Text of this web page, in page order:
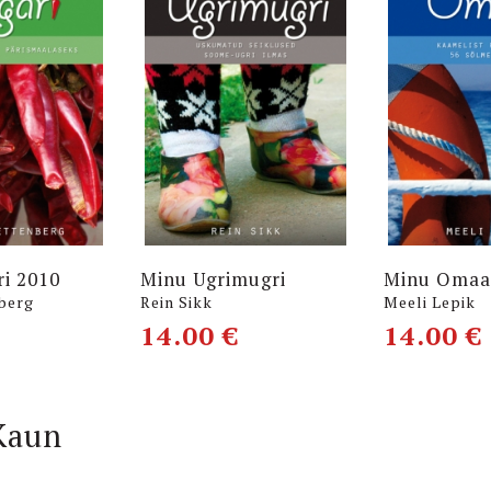
2010 Minu Ugrimugri
Rein Sikk
14.00€
Minu
Meeli Lepik
14.00€